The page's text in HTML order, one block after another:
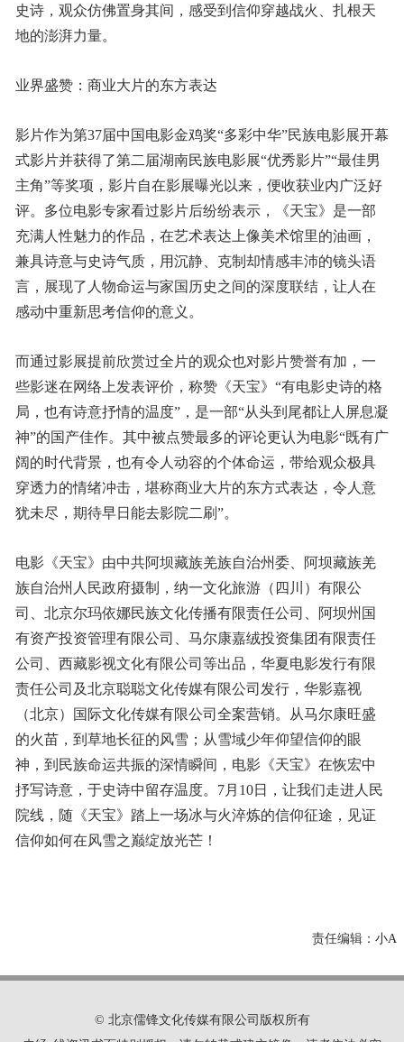
史诗，观众仿佛置身其间，感受到信仰穿越战火、扎根天
地的澎湃力量。
业界盛赞：商业大片的东方表达
影片作为第37届中国电影金鸡奖“多彩中华”民族电影展开幕
式影片并获得了第二届湖南民族电影展“优秀影片”“最佳男
主角”等奖项，影片自在影展曝光以来，便收获业内广泛好
评。多位电影专家看过影片后纷纷表示，《天宝》是一部
充满人性魅力的作品，在艺术表达上像美术馆里的油画，
兼具诗意与史诗气质，用沉静、克制却情感丰沛的镜头语
言，展现了人物命运与家国历史之间的深度联结，让人在
感动中重新思考信仰的意义。
而通过影展提前欣赏过全片的观众也对影片赞誉有加，一
些影迷在网络上发表评价，称赞《天宝》“有电影史诗的格
局，也有诗意抒情的温度”，是一部“从头到尾都让人屏息凝
神”的国产佳作。其中被点赞最多的评论更认为电影“既有广
阔的时代背景，也有令人动容的个体命运，带给观众极具
穿透力的情绪冲击，堪称商业大片的东方式表达，令人意
犹未尽，期待早日能去影院二刷”。
电影《天宝》由中共阿坝藏族羌族自治州委、阿坝藏族羌
族自治州人民政府摄制，纳一文化旅游（四川）有限公
司、北京尔玛依娜民族文化传播有限责任公司、阿坝州国
有资产投资管理有限公司、马尔康嘉绒投资集团有限责任
公司、西藏影视文化有限公司等出品，华夏电影发行有限
责任公司及北京聪聪文化传媒有限公司发行，华影嘉视
（北京）国际文化传媒有限公司全案营销。从马尔康旺盛
的火苗，到草地长征的风雪；从雪域少年仰望信仰的眼
神，到民族命运共振的深情瞬间，电影《天宝》在恢宏中
抒写诗意，于史诗中留存温度。7月10日，让我们走进人民
院线，随《天宝》踏上一场冰与火淬炼的信仰征途，见证
信仰如何在风雪之巅绽放光芒！
责任编辑： 小A
© 北京儒锋文化传媒有限公司版权所有